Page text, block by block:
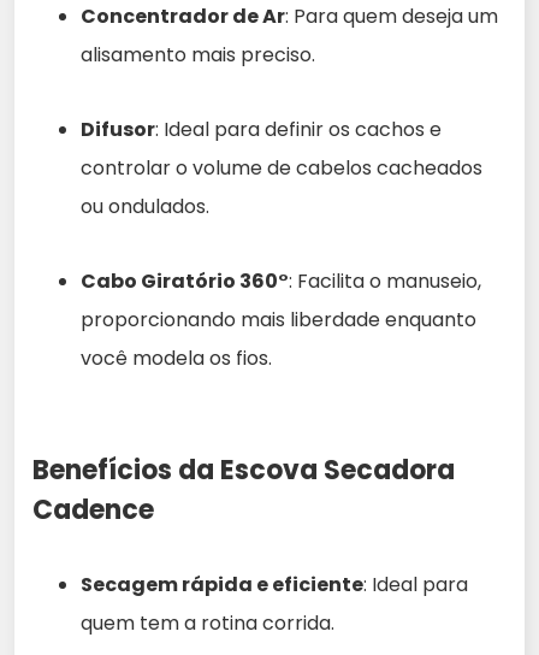
Concentrador de Ar: Para quem deseja um
alisamento mais preciso.
Difusor: Ideal para definir os cachos e
controlar o volume de cabelos cacheados
ou ondulados.
Cabo Giratório 360°: Facilita o manuseio,
proporcionando mais liberdade enquanto
você modela os fios.
Benefícios da Escova Secadora
Cadence
Secagem rápida e eficiente: Ideal para
quem tem a rotina corrida.